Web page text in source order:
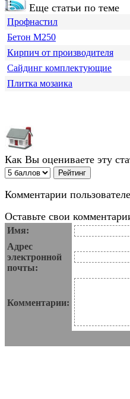
Еще статьи по теме
Профнастил
Бетон М250
Кирпич от производителя
Сайдинг комплектующие
Плитка мозаика
Как Вы оцениваете эту
Комментарии
Оставьте свои
Имя:
Адрес
электронной
почты:
Комментарии: